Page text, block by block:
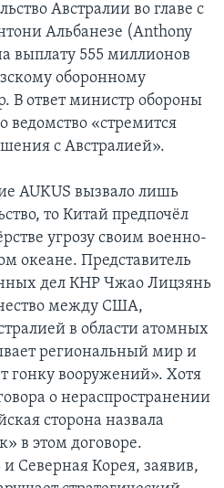
Австралии во главе с
Альбанезе (Anthony
выплату 555 миллионов
оборонному
В ответ министр обороны
ведомство «стремится
с Австралией».
AUKUS вызвало лишь
то Китай предпочёл
угрозу своим военно-
океане. Представитель
дел КНР Чжао Лицзянь
между США,
в области атомных
региональный мир и
гонку вооружений». Хотя
о нераспространении
сторона назвала
в этом договоре.
Северная Корея, заявив,